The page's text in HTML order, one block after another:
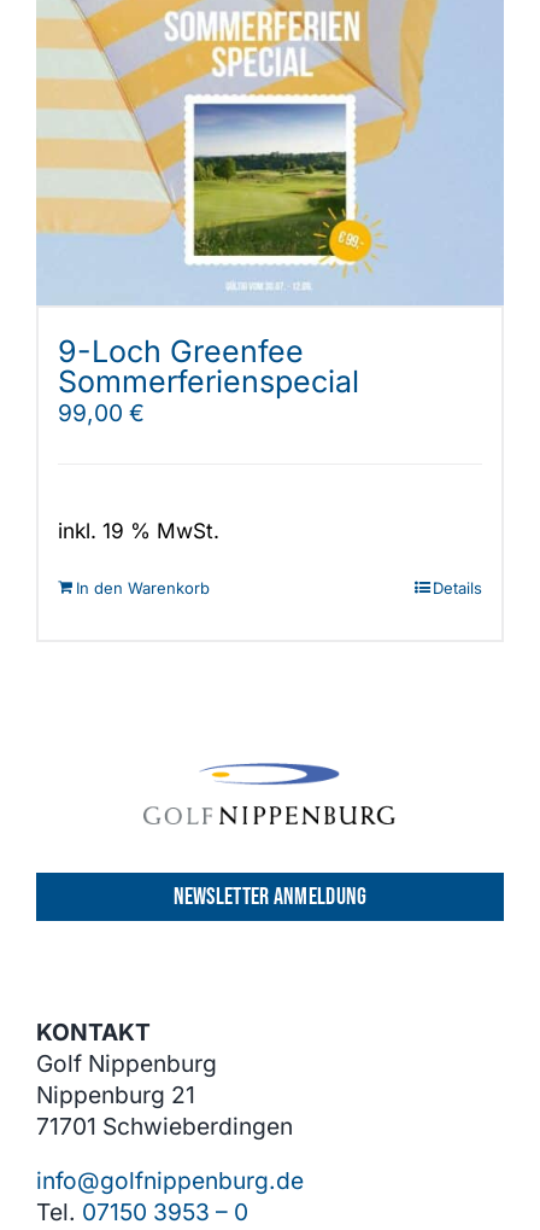
9-Loch Greenfee
Sommerferienspecial
99,00 €
inkl. 19 % MwSt.
In den Warenkorb Details
NEWSLETTER ANMELDUNG
KONTAKT
Golf Nippenburg
Nippenburg 21
71701 Schwieberdingen
info@golfnippenburg.de
Tel. 07150 3953 – 0